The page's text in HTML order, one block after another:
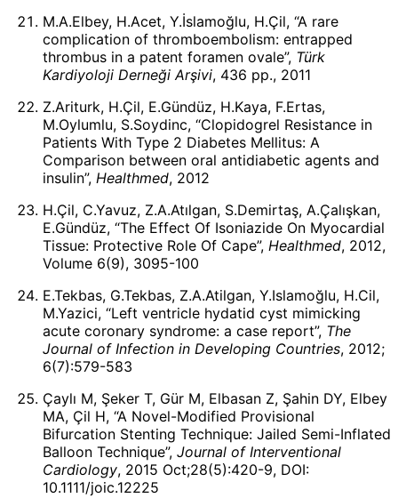
M.A.Elbey, H.Acet, Y.İslamoğlu, H.Çil, “A rare
complication of thromboembolism: entrapped
thrombus in a patent foramen ovale”, Türk
Kardiyoloji Derneği Arşivi, 436 pp., 2011
Z.Ariturk, H.Çil, E.Gündüz, H.Kaya, F.Ertas,
M.Oylumlu, S.Soydinc, “Clopidogrel Resistance in
Patients With Type 2 Diabetes Mellitus: A
Comparison between oral antidiabetic agents and
insulin”, Healthmed, 2012
H.Çil, C.Yavuz, Z.A.Atılgan, S.Demirtaş, A.Çalışkan,
E.Gündüz, “The Effect Of Isoniazide On Myocardial
Tissue: Protective Role Of Cape”, Healthmed, 2012,
Volume 6(9), 3095-100
E.Tekbas, G.Tekbas, Z.A.Atilgan, Y.Islamoğlu, H.Cil,
M.Yazici, “Left ventricle hydatid cyst mimicking
acute coronary syndrome: a case report”, The
Journal of Infection in Developing Countries, 2012;
6(7):579-583
Çaylı M, Şeker T, Gür M, Elbasan Z, Şahin DY, Elbey
MA, Çil H, “A Novel-Modified Provisional
Bifurcation Stenting Technique: Jailed Semi-Inflated
Balloon Technique”, Journal of Interventional
Cardiology, 2015 Oct;28(5):420-9, DOI:
10.1111/joic.12225